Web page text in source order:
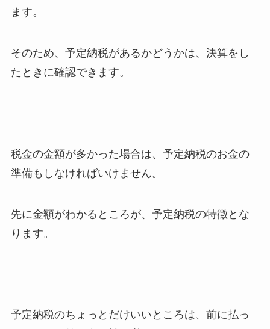
ます。
そのため、予定納税があるかどうかは、決算をし
たときに確認できます。
税金の金額が多かった場合は、予定納税のお金の
準備もしなければいけません。
先に金額がわかるところが、予定納税の特徴とな
ります。
予定納税のちょっとだけいいところは、前に払っ